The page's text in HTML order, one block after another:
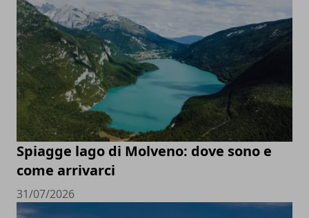
Spiagge lago di Molveno: dove sono e
come arrivarci
31/07/2026